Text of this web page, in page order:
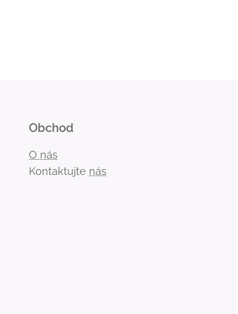
Obchod
O nás
Kontaktujte nás